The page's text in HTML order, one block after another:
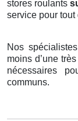
stores roulants
service pour tout
Nos
moins d’une
nécessaires
communs.